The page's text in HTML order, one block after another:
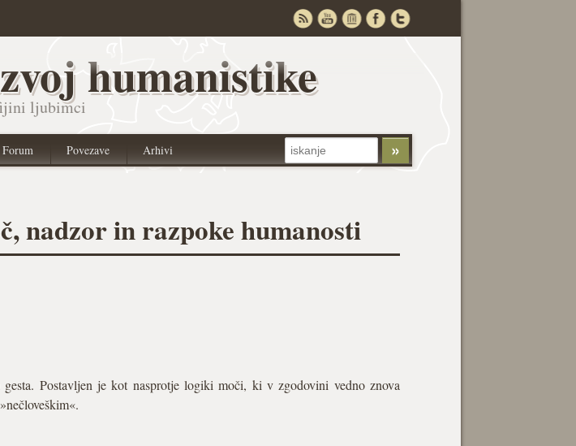
humanistike
ljubimci
Forum Povezave Arhivi
nadzor in razpoke humanosti
Postavljen je kot nasprotje logiki moči, ki v zgodovini vedno znova